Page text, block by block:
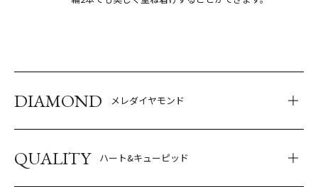
DIAMOND メレダイヤモンド
QUALITY ハート&キューピッド